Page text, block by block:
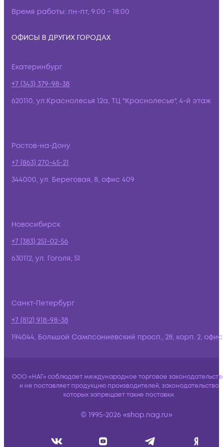
Время работы: пн-пт, 9:00 - 18:00
ОФИСЫ В ДРУГИХ ГОРОДАХ
Екатеринбург
+7 (343) 379-98-38
620110, ул.Краснолесья 12а, ТЦ "Краснолесье", 4-й этаж
Ростов-на-Дону
+7 (863) 270-45-21
344000, ул. Береговая, 8, офис 409
Новосибирск
+7 (383) 251-02-56
630112, ул. Гоголя, 51
Санкт-Петербург
+7 (812) 918-98-38
194044, Большой Сампсониевский просп., 28, корп. 2,
ООО «НАГ» соблюдает международное торговое
и не поставляет продукцию производителей, законодательство
которых запрещает такие поставки.
© 1995-2026 «shop.nag.ru»